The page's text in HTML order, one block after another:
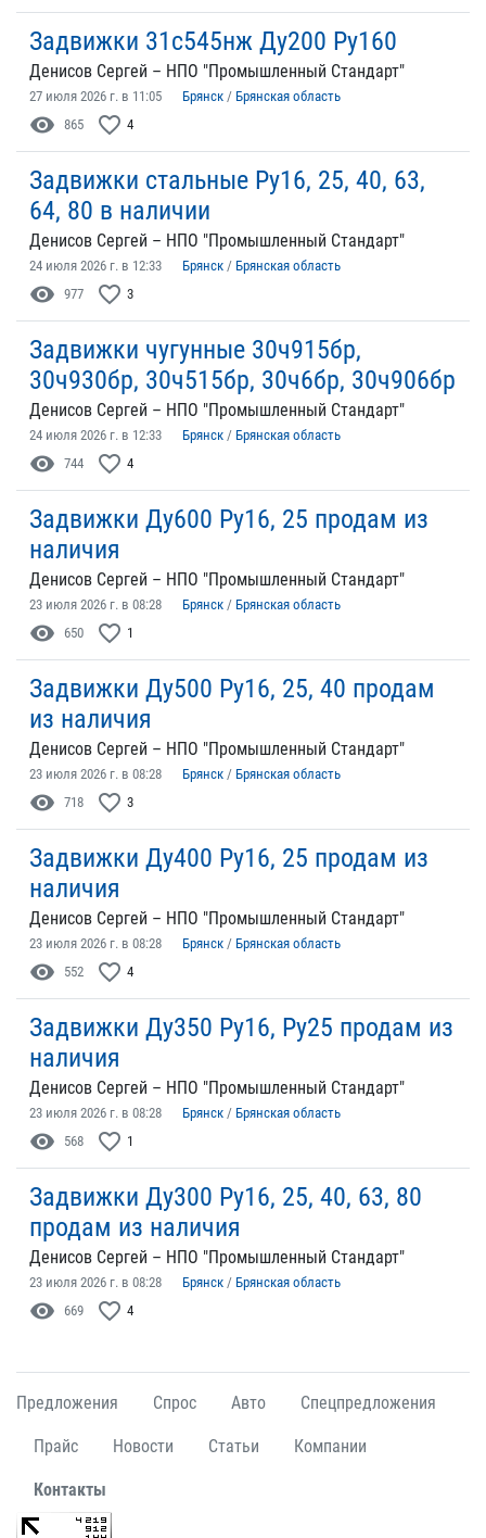
Задвижки 31с545нж Ду200 Ру160
Денисов Сергей – НПО "Промышленный Стандарт"
27 июля 2026 г. в 11:05 Брянск / Брянская область
visibility 865 favorite_border 4
Задвижки стальные Ру16, 25, 40, 63,
64, 80 в наличии
Денисов Сергей – НПО "Промышленный Стандарт"
24 июля 2026 г. в 12:33 Брянск / Брянская область
visibility 977 favorite_border 3
Задвижки чугунные 30ч915бр,
30ч930бр, 30ч515бр, 30ч6бр, 30ч906бр
Денисов Сергей – НПО "Промышленный Стандарт"
24 июля 2026 г. в 12:33 Брянск / Брянская область
visibility 744 favorite_border 4
Задвижки Ду600 Ру16, 25 продам из
наличия
Денисов Сергей – НПО "Промышленный Стандарт"
23 июля 2026 г. в 08:28 Брянск / Брянская область
visibility 650 favorite_border 1
Задвижки Ду500 Ру16, 25, 40 продам
из наличия
Денисов Сергей – НПО "Промышленный Стандарт"
23 июля 2026 г. в 08:28 Брянск / Брянская область
visibility 718 favorite_border 3
Задвижки Ду400 Ру16, 25 продам из
наличия
Денисов Сергей – НПО "Промышленный Стандарт"
23 июля 2026 г. в 08:28 Брянск / Брянская область
visibility 552 favorite_border 4
Задвижки Ду350 Ру16, Ру25 продам из
наличия
Денисов Сергей – НПО "Промышленный Стандарт"
23 июля 2026 г. в 08:28 Брянск / Брянская область
visibility 568 favorite_border 1
Задвижки Ду300 Ру16, 25, 40, 63, 80
продам из наличия
Денисов Сергей – НПО "Промышленный Стандарт"
23 июля 2026 г. в 08:28 Брянск / Брянская область
visibility 669 favorite_border 4
Предложения Спрос Авто Спецпредложения
Прайс Новости Статьи Компании
Контакты